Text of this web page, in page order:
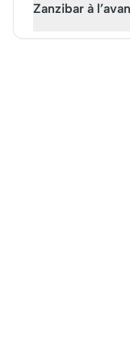
Zanzibar à